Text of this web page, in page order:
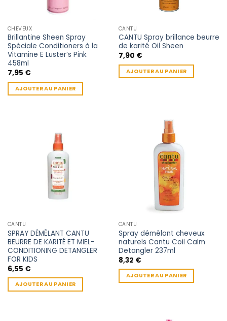
CHEVEUX
Brillantine Sheen Spray
Spéciale Conditioners à la
Vitamine E Luster’s Pink
458ml
7,95 €
AJOUTER AU PANIER
CANTU
CANTU Spray brillance beurre
de karité Oil Sheen
7,90 €
AJOUTER AU PANIER
CANTU
SPRAY DÉMÊLANT CANTU
BEURRE DE KARITÉ ET MIEL-
CONDITIONING DETANGLER
FOR KIDS
6,55 €
AJOUTER AU PANIER
CANTU
Spray démêlant cheveux
naturels Cantu Coil Calm
Detangler 237ml
8,32 €
AJOUTER AU PANIER